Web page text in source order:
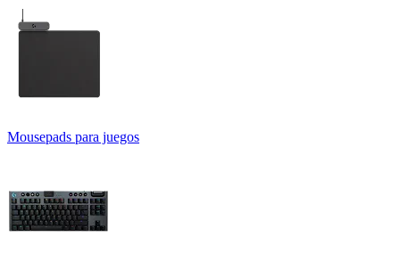
Mousepads para juegos